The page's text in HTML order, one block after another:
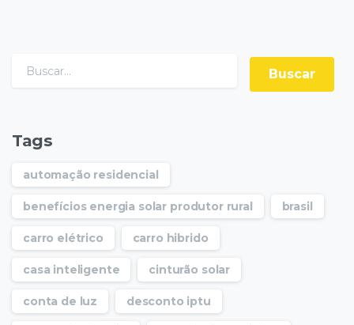
Tags
automação residencial
benefícios energia solar produtor rural brasil
carro elétrico carro hibrido
casa inteligente cinturão solar
conta de luz desconto iptu